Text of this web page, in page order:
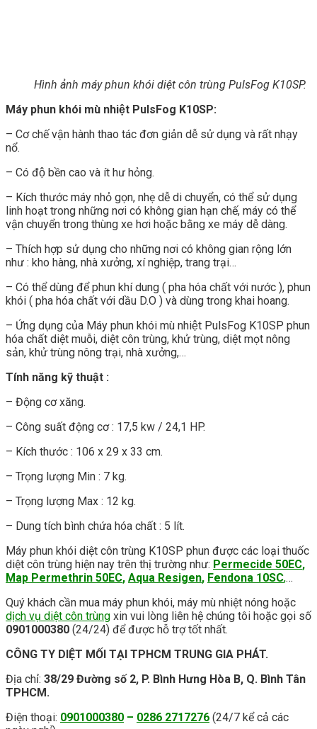
Hình ảnh máy phun khói diệt côn trùng PulsFog K10SP.
Máy phun khói mù nhiệt PulsFog K10SP:
– Cơ chế vận hành thao tác đơn giản dễ sử dụng và rất nhạy
nổ.
– Có độ bền cao và ít hư hỏng.
– Kích thước máy nhỏ gọn, nhẹ dễ di chuyển, có thể sử dụng
linh hoạt trong những nơi có không gian hạn chế, máy có thể
vận chuyển trong thùng xe hơi hoặc bằng xe máy dễ dàng.
– Thích hợp sử dụng cho những nơi có không gian rộng lớn
như : kho hàng, nhà xưởng, xí nghiệp, trang trại…
– Có thể dùng để phun khí dung ( pha hóa chất với nước ), phun
khói ( pha hóa chất với dầu D.O ) và dùng trong khai hoang.
– Ứng dụng của Máy phun khói mù nhiệt PulsFog K10SP phun
hóa chất diệt muỗi, diệt côn trùng, khử trùng, diệt mọt nông
sản, khử trùng nông trại, nhà xưởng,…
Tính năng kỹ thuật :
– Động cơ xăng.
– Công suất động cơ : 17,5 kw / 24,1 HP.
– Kích thước : 106 x 29 x 33 cm.
– Trọng lượng Min : 7 kg.
– Trọng lượng Max : 12 kg.
– Dung tích bình chứa hóa chất : 5 lít.
Máy phun khói diệt côn trùng K10SP phun được các loại thuốc
diệt côn trùng hiện nay trên thị trường như: Permecide 50EC,
Map Permethrin 50EC, Aqua Resigen, Fendona 10SC,…
Quý khách cần mua máy phun khói, máy mù nhiệt nóng hoặc
dịch vụ diệt côn trùng xin vui lòng liên hệ chúng tôi hoặc gọi số
0901000380 (24/24) để được hỗ trợ tốt nhất.
CÔNG TY DIỆT MỐI TẠI TPHCM TRUNG GIA PHÁT.
Địa chỉ: 38/29 Đường số 2, P. Bình Hưng Hòa B, Q. Bình Tân
TPHCM.
Điện thoại: 0901000380 – 0286 2717276 (24/7 kể cả các